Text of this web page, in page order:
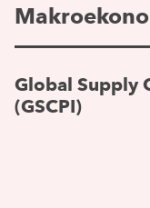
Global Supply
(GSCPI)